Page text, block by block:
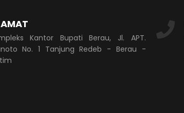
Kantor Bupati Berau, Jl. APT.
No. 1 Tanjung Redeb - Berau -